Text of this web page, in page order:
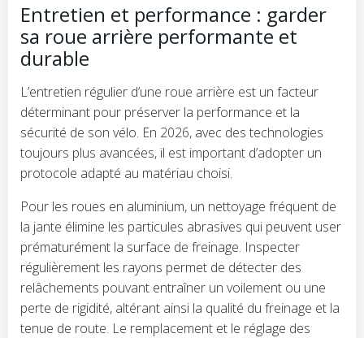
Entretien et performance : garder
sa roue arrière performante et
durable
L’entretien régulier d’une roue arrière est un facteur
déterminant pour préserver la performance et la
sécurité de son vélo. En 2026, avec des technologies
toujours plus avancées, il est important d’adopter un
protocole adapté au matériau choisi.
Pour les roues en aluminium, un nettoyage fréquent de
la jante élimine les particules abrasives qui peuvent user
prématurément la surface de freinage. Inspecter
régulièrement les rayons permet de détecter des
relâchements pouvant entraîner un voilement ou une
perte de rigidité, altérant ainsi la qualité du freinage et la
tenue de route. Le remplacement et le réglage des